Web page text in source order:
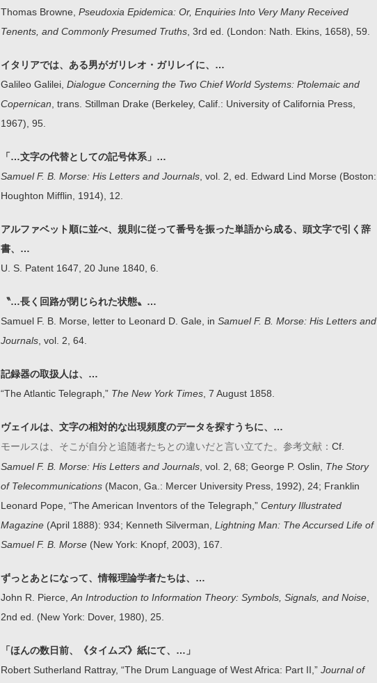
Thomas Browne, Pseudoxia Epidemica: Or, Enquiries Into Very Many Received
Tenents, and Commonly Presumed Truths , 3rd ed. (London: Nath. Ekins, 1658), 59.
イタリアでは、ある男がガリレオ・ガリレイに、…
Galileo Galilei, Dialogue Concerning the Two Chief World Systems: Ptolemaic and
Copernican , trans. Stillman Drake (Berkeley, Calif.: University of California Press,
1967), 95.
「…文字の代替としての記号体系」…
Samuel F. B. Morse: His Letters and Journals , vol. 2, ed. Edward Lind Morse (Boston:
Houghton Mifflin, 1914), 12.
アルファベット順に並べ、規則に従って番号を振った単語から成る、頭文字で引く辞
書、…
U. S. Patent 1647, 20 June 1840, 6.
〝…長く回路が閉じられた状態〟…
Samuel F. B. Morse, letter to Leonard D. Gale, in Samuel F. B. Morse: His Letters and
Journals , vol. 2, 64.
記録器の取扱人は、…
“The Atlantic Telegraph,” The New York Times , 7 August 1858.
ヴェイルは、文字の相対的な出現頻度のデータを探すうちに、…
モールスは、そこが自分と追随者たちとの違いだと言い立てた。参考文献： Cf.
Samuel F. B. Morse: His Letters and Journals , vol. 2, 68; George P. Oslin, The Story
of Telecommunications (Macon, Ga.: Mercer University Press, 1992), 24; Franklin
Leonard Pope, “The American Inventors of the Telegraph,” Century Illustrated
Magazine (April 1888): 934; Kenneth Silverman, Lightning Man: The Accursed Life of
Samuel F. B. Morse (New York: Knopf, 2003), 167.
ずっとあとになって、情報理論学者たちは、…
John R. Pierce, An Introduction to Information Theory: Symbols, Signals, and Noise
2nd ed. (New York: Dover, 1980), 25.
「ほんの数日前、《タイムズ》紙にて、…」
Robert Sutherland Rattray, “The Drum Language of West Africa: Part II,” Journal of